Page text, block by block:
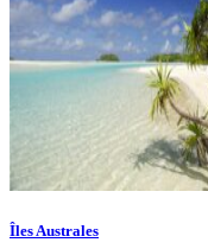
Îles Australes